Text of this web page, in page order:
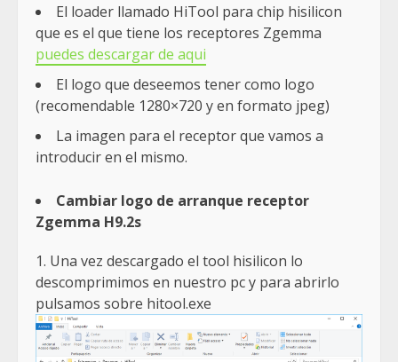
El loader llamado HiTool para chip hisilicon
que es el que tiene los receptores Zgemma
puedes descargar de aqui
El logo que deseemos tener como logo
(recomendable 1280×720 y en formato jpeg)
La imagen para el receptor que vamos a
introducir en el mismo.
Cambiar logo de arranque receptor
Zgemma H9.2s
1. Una vez descargado el tool hisilicon lo
descomprimimos en nuestro pc y para abrirlo
pulsamos sobre hitool.exe